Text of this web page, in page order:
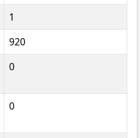
1
920
0
0